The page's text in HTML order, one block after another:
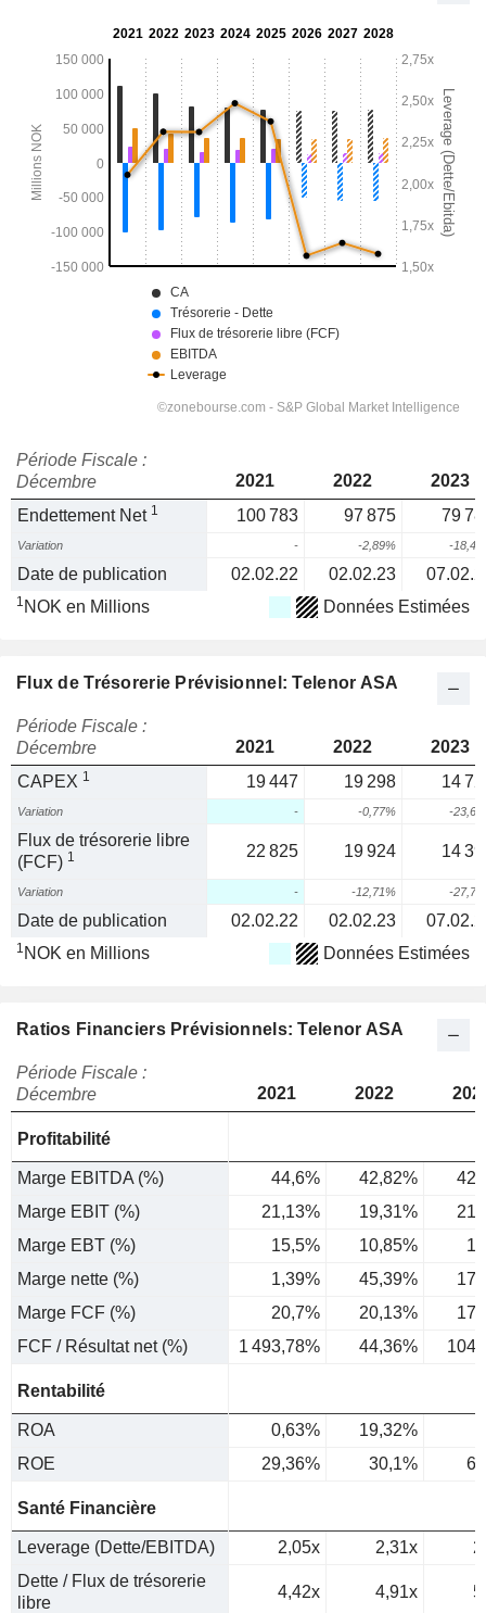
Période Fiscale :
Décembre
2021 2022
2023
Endettement Net 1 100 783 97 875 79
Variation - -2,89% -
Date de publication 02.02.22 02.02.23
1 NOK en Millions Données Estimées
Flux de Trésorerie Prévisionnel: Telenor ASA
Période Fiscale :
Décembre
2021 2022
2023
CAPEX 1 19 447 19 298 14
Variation - -0,77% -
Flux de trésorerie libre
(FCF) 1 22 825 19 924 14
Variation - -12,71% -
Date de publication 02.02.22 02.02.23
1 NOK en Millions Données Estimées
Ratios Financiers Prévisionnels: Telenor ASA
Période Fiscale :
Décembre
2021 2022
Profitabilité
Marge EBITDA (%) 44,6% 42,82%
Marge EBIT (%)
21,13% 19,31%
Marge EBT (%)
15,5% 10,85%
Marge nette (%)
1,39% 45,39%
Marge FCF (%)
20,7% 20,13%
FCF / Résultat net (%)
1 493,78% 44,36%
Rentabilité
ROA 0,63%
19,32%
ROE
29,36% 30,1%
Santé Financière
Leverage (Dette/EBITDA) 2,05x 2,31x
Dette / Flux de trésorerie
libre
4,42x 4,91x